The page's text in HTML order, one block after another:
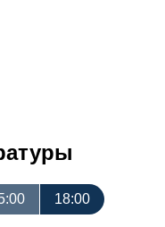
18:00